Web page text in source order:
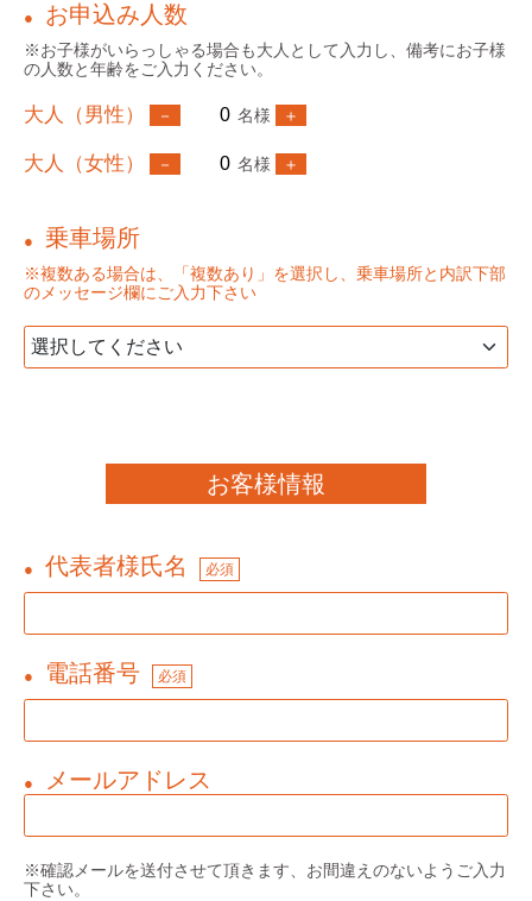
● お申込み人数
※お子様がいらっしゃる場合も大人として入力し、備考にお子様
の人数と年齢をご入力ください。
大人（男性） 名様
大人（女性） 名様
● 乗車場所
※複数ある場合は、「複数あり」を選択し、乗車場所と内訳下部
のメッセージ欄にご入力下さい
お客様情報
● 代表者様氏名 必須
● 電話番号 必須
● メールアドレス
※確認メールを送付させて頂きます、お間違えのないようご入力
下さい。